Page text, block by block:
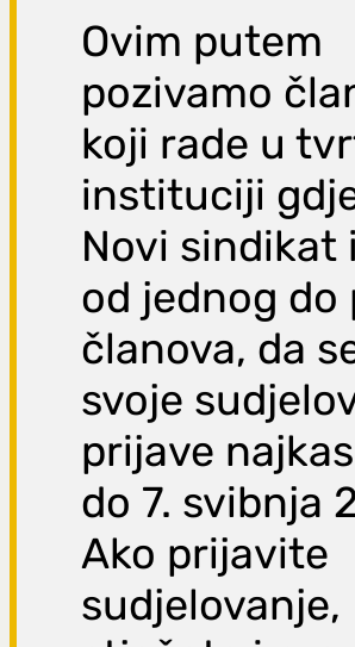
Ovim putem
pozivamo
koji rade u
instituciji
Novi sindikat
od jednog do
članova, da
svoje
prijave
do 7. svibnja
Ako prijavite
sudjelovanje,